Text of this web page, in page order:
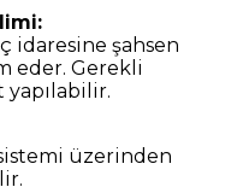
idaresine şahsen
eder. Gerekli
yapılabilir.
üzerinden